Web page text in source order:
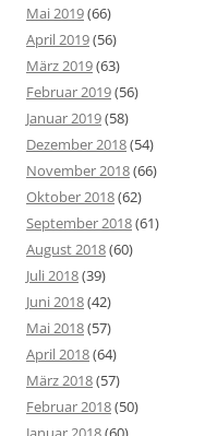
Mai 2019(66)
April 2019(56)
März 2019(63)
Februar 2019(56)
Januar 2019(58)
Dezember 2018(54)
November 2018(66)
Oktober 2018(62)
September 2018(61)
August 2018(60)
Juli 2018(39)
Juni 2018(42)
Mai 2018(57)
April 2018(64)
März 2018(57)
Februar 2018(50)